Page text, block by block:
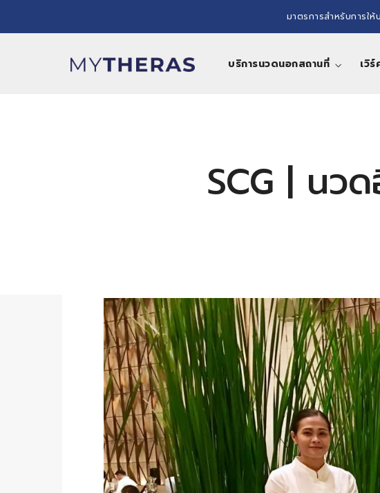
มาตรการสำหรับการใ
บริการนวดนอกสถานที่ เวิ
SCG | นว